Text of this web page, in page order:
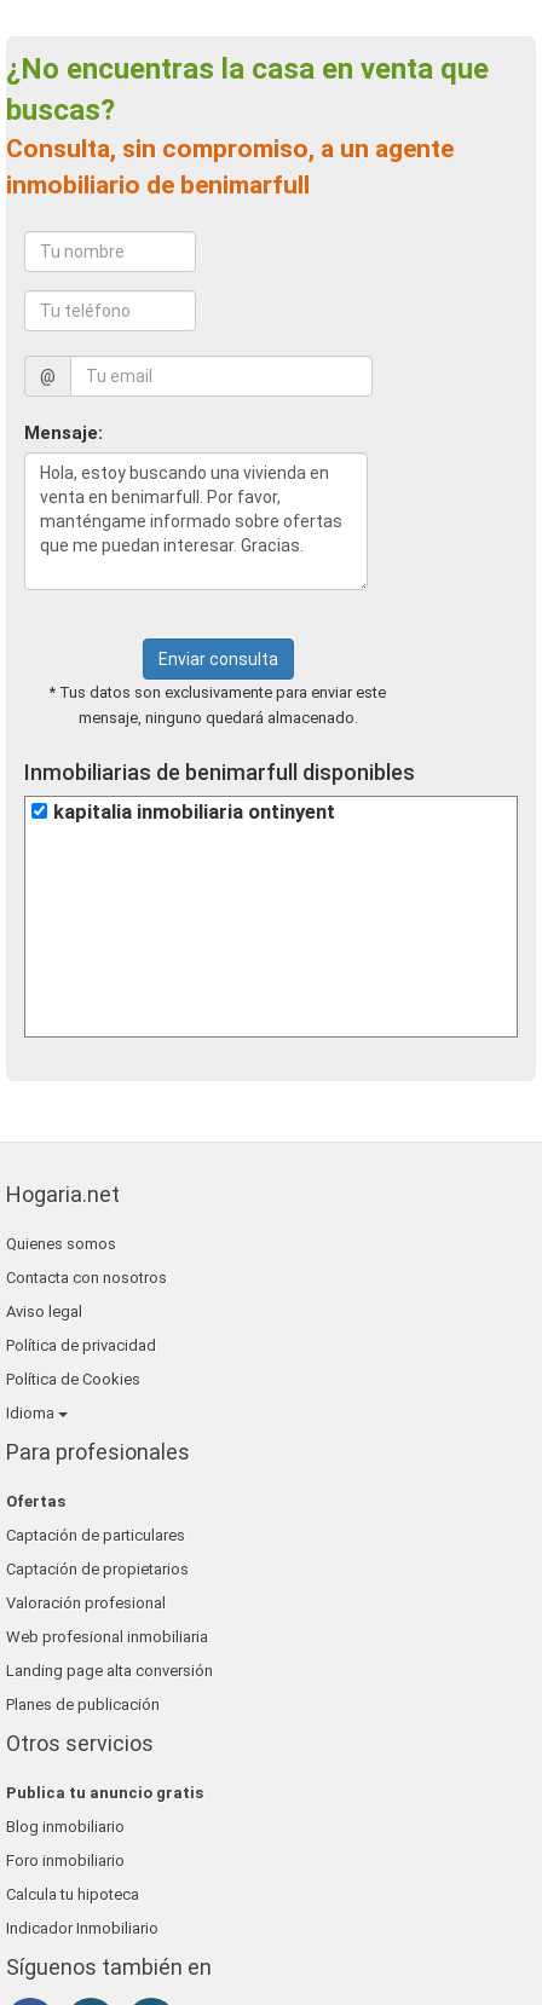
¿No encuentras la casa en venta que
buscas?
Consulta, sin compromiso, a un agente
inmobiliario de benimarfull
@
Mensaje:
Enviar consulta
* Tus datos son exclusivamente para enviar este
mensaje, ninguno quedará almacenado.
Inmobiliarias de benimarfull disponibles
kapitalia inmobiliaria ontinyent
Hogaria.net
Quienes somos
Contacta con nosotros
Aviso legal
Política de privacidad
Política de Cookies
Idioma
Para profesionales
Ofertas
Captación de particulares
Captación de propietarios
Valoración profesional
Web profesional inmobiliaria
Landing page alta conversión
Planes de publicación
Otros servicios
Publica tu anuncio gratis
Blog inmobiliario
Foro inmobiliario
Calcula tu hipoteca
Indicador Inmobiliario
Síguenos también en